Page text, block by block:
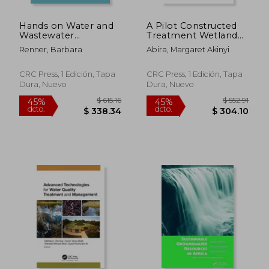
45% 45%
Hands on Water and
Wastewater
Equipment
Maintenance, Volume
Renner, Barbara
CRC Press, 1 Edición, Tapa
Dura, Nuevo
A Pilot Constructed
Treatment Wetland
for Pulp and Paper
Mill Wastewater:
Processes and
Implications for the
Unesco-I (en Inglés)
Abira, Margaret Akinyi
CRC Press, 1 Edición, Tapa
Dura, Nuevo